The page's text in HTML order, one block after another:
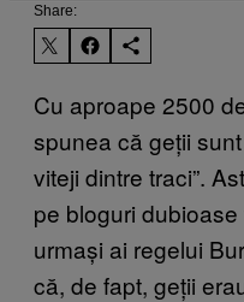
Share:
Cu aproape 2500
spunea că geții
viteji dintre traci”.
pe bloguri
urmași ai regelui
că, de fapt, geții